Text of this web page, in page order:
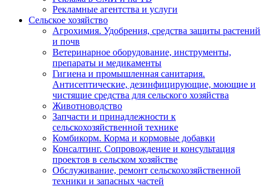
Рекламные агентства и услуги
Сельское хозяйство
Агрохимия. Удобрения, средства защиты растений
и почв
Ветеринарное оборудование, инструменты,
препараты и медикаменты
Гигиена и промышленная санитария.
Антисептические, дезинфицирующие, моющие и
чистящие средства для сельского хозяйства
Животноводство
Запчасти и принадлежности к
сельскохозяйственной технике
Комбикорм. Корма и кормовые добавки
Консалтинг. Сопровождение и консультация
проектов в сельском хозяйстве
Обслуживание, ремонт сельскохозяйственной
техники и запасных частей